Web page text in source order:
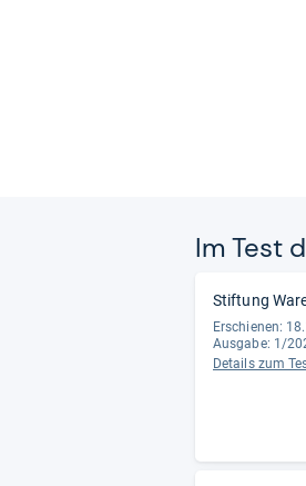
Im Test
Stiftung
Erschienen:
Ausgabe: 1/
Details zum